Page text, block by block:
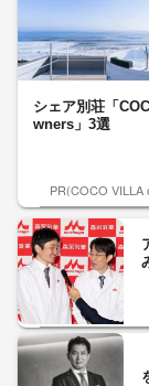
シェア別荘「
wners」3選
PR(COCO VILLA